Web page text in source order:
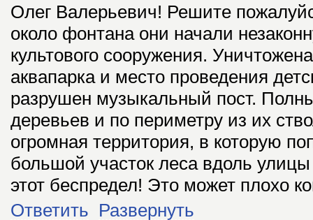
Олег Валерьевич! Решите
около фонтана они начали
культового сооружения.
аквапарка и место проведения
разрушен музыкальный пост.
деревьев и по периметру из их
огромная территория, в которую
большой участок леса вдоль
этот беспредел! Это может плохо
Ответить Развернуть